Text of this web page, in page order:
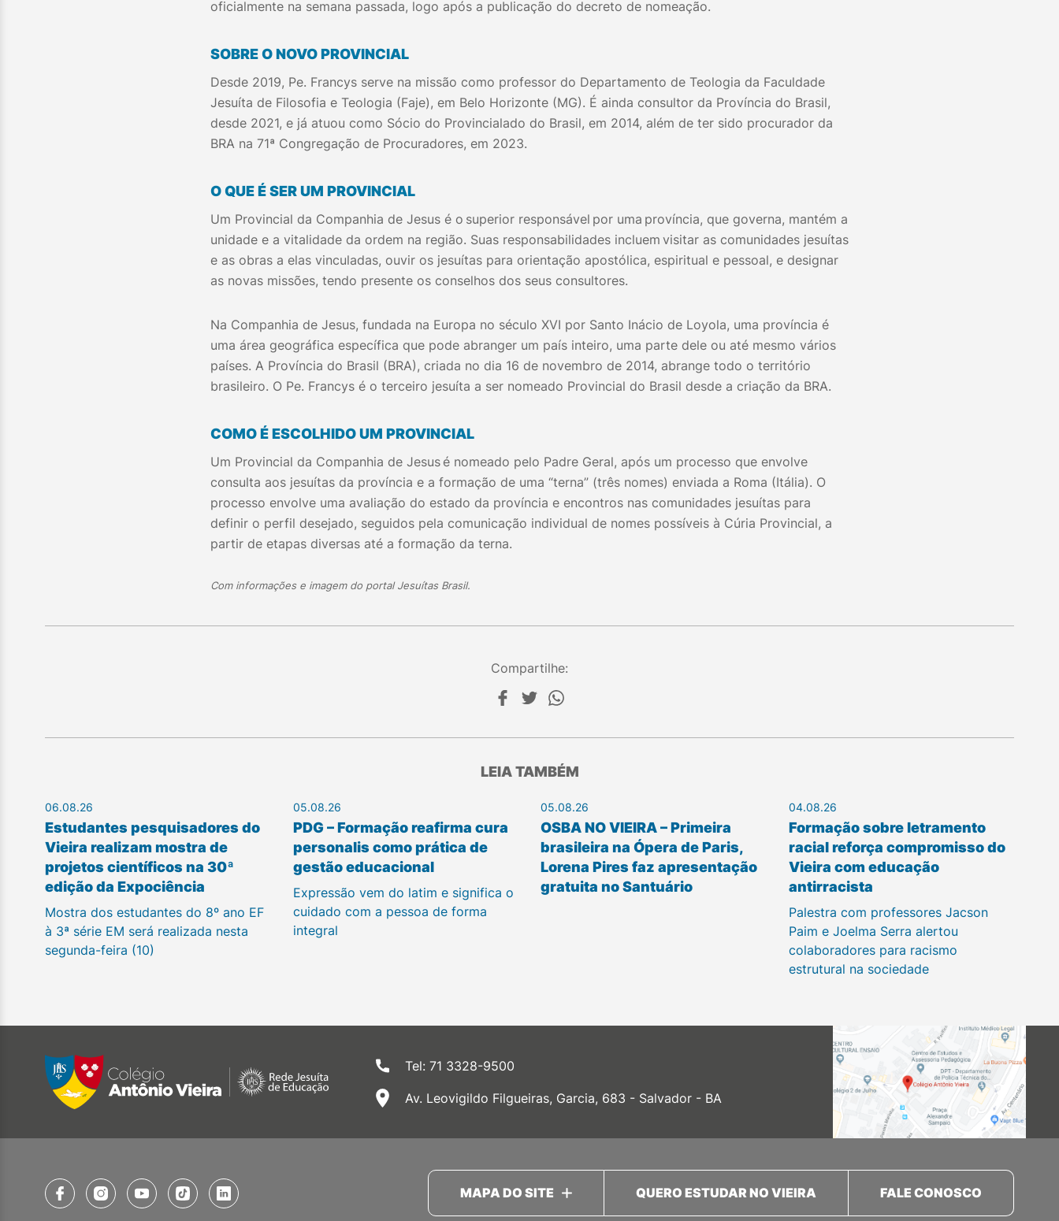
oficialmente na semana passada, logo após a publicação do decreto de nomeação.
SOBRE O NOVO PROVINCIAL
Desde 2019, Pe. Francys serve na missão como professor do Departamento de Teologia da Faculdade
Jesuíta de Filosofia e Teologia (Faje), em Belo Horizonte (MG). É ainda consultor da Província do Brasil,
desde 2021, e já atuou como Sócio do Provincialado do Brasil, em 2014, além de ter sido procurador da
BRA na 71ª Congregação de Procuradores, em 2023.
O QUE É SER UM PROVINCIAL
Um Provincial da Companhia de Jesus é o superior responsável por uma província, que governa, mantém a
unidade e a vitalidade da ordem na região. Suas responsabilidades incluem visitar as comunidades jesuítas
e as obras a elas vinculadas, ouvir os jesuítas para orientação apostólica, espiritual e pessoal, e designar
as novas missões, tendo presente os conselhos dos seus consultores.
Na Companhia de Jesus, fundada na Europa no século XVI por Santo Inácio de Loyola, uma província é
uma área geográfica específica que pode abranger um país inteiro, uma parte dele ou até mesmo vários
países. A Província do Brasil (BRA), criada no dia 16 de novembro de 2014, abrange todo o território
brasileiro. O Pe. Francys é o terceiro jesuíta a ser nomeado Provincial do Brasil desde a criação da BRA.
COMO É ESCOLHIDO UM PROVINCIAL
Um Provincial da Companhia de Jesus é nomeado pelo Padre Geral, após um processo que envolve
consulta aos jesuítas da província e a formação de uma “terna” (três nomes) enviada a Roma (Itália). O
processo envolve uma avaliação do estado da província e encontros nas comunidades jesuítas para
definir o perfil desejado, seguidos pela comunicação individual de nomes possíveis à Cúria Provincial, a
partir de etapas diversas até a formação da terna.
Com informações e imagem do portal Jesuítas Brasil.
Compartilhe:
LEIA TAMBÉM
06.08.26
Estudantes pesquisadores do
Vieira realizam mostra de
projetos científicos na 30ª
edição da Expociência
Mostra dos estudantes do 8º ano EF
à 3ª série EM será realizada nesta
segunda-feira (10)
05.08.26
PDG – Formação reafirma cura
personalis como prática de
gestão educacional
Expressão vem do latim e significa o
cuidado com a pessoa de forma
integral
05.08.26
OSBA NO VIEIRA – Primeira
brasileira na Ópera de Paris,
Lorena Pires faz apresentação
gratuita no Santuário
04.08.26
Formação sobre letramento
racial reforça compromisso do
Vieira com educação
antirracista
Palestra com professores Jacson
Paim e Joelma Serra alertou
colaboradores para racismo
estrutural na sociedade
Tel: 71 3328-9500
Av. Leovigildo Filgueiras, Garcia, 683 - Salvador - BA
MAPA DO SITE QUERO ESTUDAR NO VIEIRA FALE CONOSCO